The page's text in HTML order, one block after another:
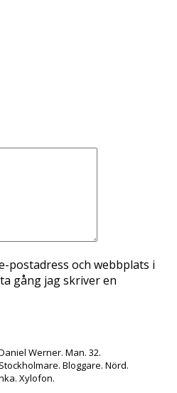
postadress och webbplats i
gång jag skriver en
Werner. Man. 32.
Stockholmare. Bloggare. Nörd.
Xylofon.